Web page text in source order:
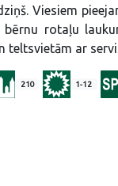
Viesiem
rotaļu
teltsvietām ar
210 1-12